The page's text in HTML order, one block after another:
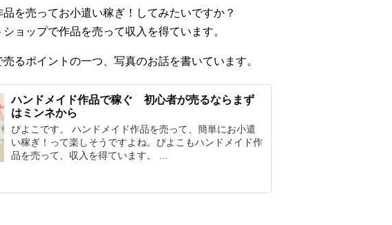
を売ってお小遣い稼ぎ！してみたいですか？
ョップで作品を売って収入を得ています。
るポイントの一つ、写真のお話を書いています。
ハンドメイド作品で稼ぐ 初心者が売るならまず
はミンネから
ぴよこです。 ハンドメイド作品を売って、簡単にお小遣
い稼ぎ！って楽しそうですよね。ぴよこもハンドメイド作
品を売って、収入を得ています。 ...